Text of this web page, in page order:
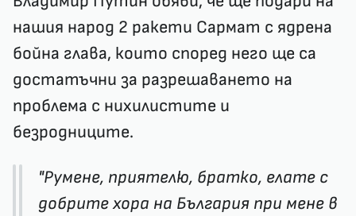
нашия народ 2 ракети Сармат с ядрена
бойна глава, които според него ще са
достатъчни за разрешаването на
проблема с нихилистите и
безродниците.
"Румене, приятелю, братко, елате с
добрите хора на България при мене в